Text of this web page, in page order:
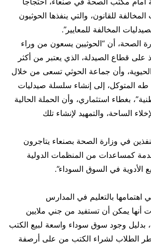
للقانون، والتي ينفذها الحوثيون
المخالفة للمعايير”.
الصحة، أن “الحوثيين يسعون من وراء
على قطاع الصيدلة، الذي يعتبر من أكثر
وأن جماعة الحوثي تسعى من خلال
طه المتوكل، إلى إنشاء سلسلة صيدليات
بغطاء استثماري، وأن الحملة الحالية
الساحة، والتمهيد لإنشاء تلك
في وزارة الصحة بصنعاء يتاجرون
كمساعدات من المنظمات الدولية
الأدوية في السوق السوداء”.
اهتمامها بالتعليم في المدارس
أنها يمكن أن تستفيد من جني ملايين
بدليل وجود سوق سوداء واسعة لبيع الكتب
الطلاب لشراء الكتب من على أرصفة